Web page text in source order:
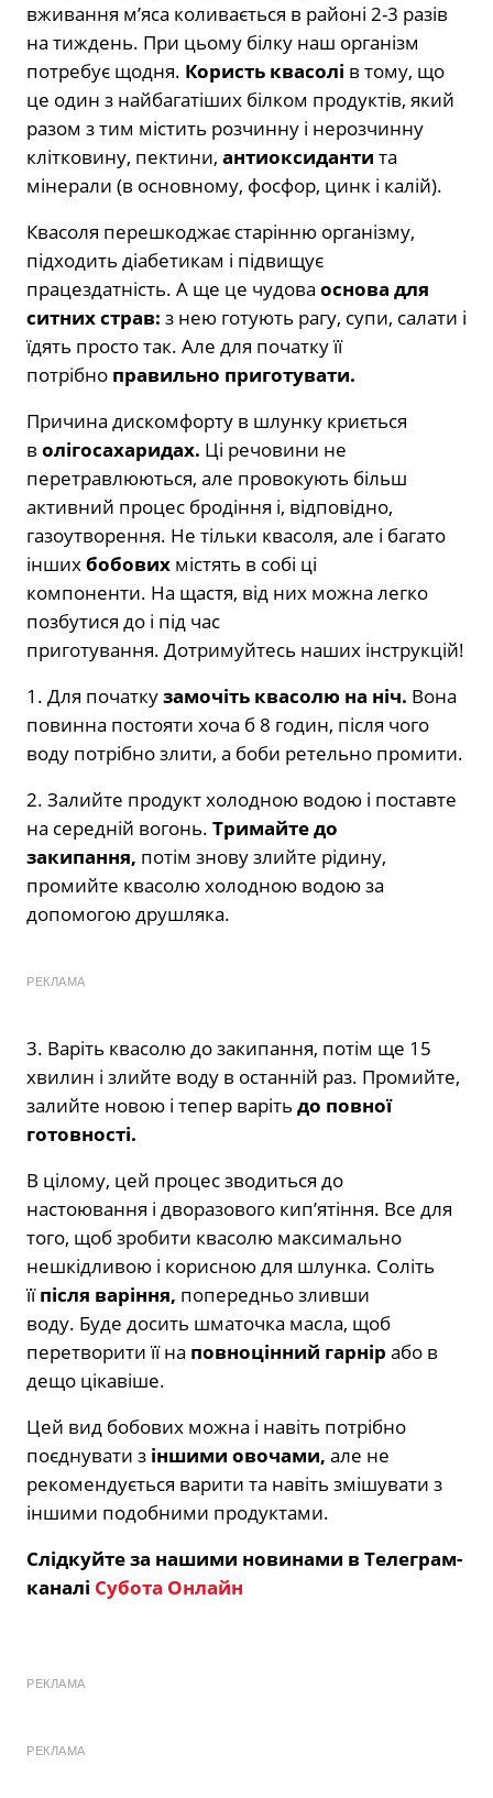
вживання м’яса коливається в районі 2-3 разів
на тиждень. При цьому білку наш організм
потребує щодня. Користь квасолі в тому, що
це один з найбагатіших білком продуктів, який
разом з тим містить розчинну і нерозчинну
клітковину, пектини, антиоксиданти та
мінерали (в основному, фосфор, цинк і калій).
Квасоля перешкоджає старінню організму,
підходить діабетикам і підвищує
працездатність. А ще це чудова основа для
ситних страв: з нею готують рагу, супи, салати і
їдять просто так. Але для початку її
потрібно правильно приготувати.
Причина дискомфорту в шлунку криється
в олігосахаридах. Ці речовини не
перетравлюються, але провокують більш
активний процес бродіння і, відповідно,
газоутворення. Не тільки квасоля, але і багато
іншихбобових містять в собі ці
компоненти. На щастя, від них можна легко
позбутися до і під час
приготування. Дотримуйтесь наших інструкцій!
1. Для початкузамочіть квасолю на ніч. Вона
повинна постояти хоча б 8 годин, після чого
воду потрібно злити, а боби ретельно промити.
2. Залийте продукт холодною водою і поставте
на середній вогонь. Тримайте до
закипання, потім знову злийте рідину,
промийте квасолю холодною водою за
допомогою друшляка.
РЕКЛАМА
3. Варіть квасолю до закипання, потім ще 15
хвилин і злийте воду в останній раз. Промийте,
залийте новою і тепер варіть до повної
готовності.
В цілому, цей процес зводиться до
настоювання і дворазового кип’ятіння. Все для
того, щоб зробити квасолю максимально
нешкідливою і корисною для шлунка. Соліть
їїпісля варіння, попередньо зливши
воду. Буде досить шматочка масла, щоб
перетворити її на повноцінний гарнір або в
дещо цікавіше.
Цей вид бобових можна і навіть потрібно
поєднувати з іншими овочами, але не
рекомендується варити та навіть змішувати з
іншими подобними продуктами.
Слідкуйте за нашими новинами в Телеграм-
каналі Субота Онлайн
РЕКЛАМА
РЕКЛАМА